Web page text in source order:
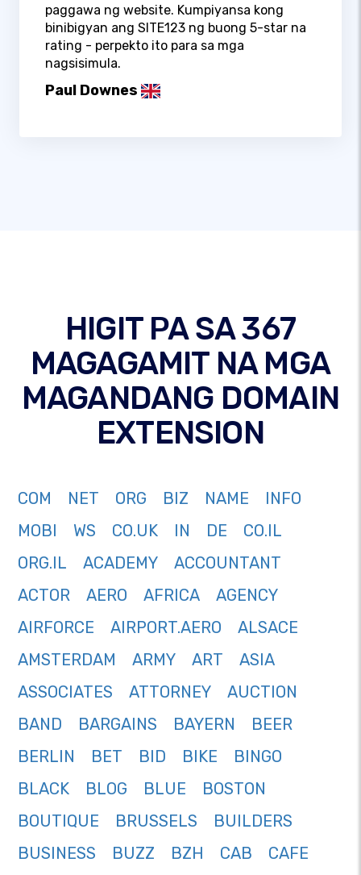
paggawa ng website. Kumpiyansa kong
binibigyan ang SITE123 ng buong 5-star na
rating - perpekto ito para sa mga
nagsisimula.
Paul Downes
HIGIT PA SA 367
MAGAGAMIT NA MGA
MAGANDANG DOMAIN
EXTENSION
COM NET ORG BIZ NAME
INFO
MOBI
WS CO.UK IN DE
CO.IL
ORG.IL
ACADEMY
ACCOUNTANT
ACTOR
AERO AFRICA
AGENCY
AIRFORCE
AIRPORT.AERO
ALSACE
AMSTERDAM
ARMY ART
ASIA
ASSOCIATES
ATTORNEY
AUCTION
BAND
BARGAINS BAYERN
BEER
BERLIN
BET BID BIKE
BINGO
BLACK
BLOG BLUE
BOSTON
BOUTIQUE
BRUSSELS
BUILDERS
BUSINESS
BUZZ BZH CAB
CAFE